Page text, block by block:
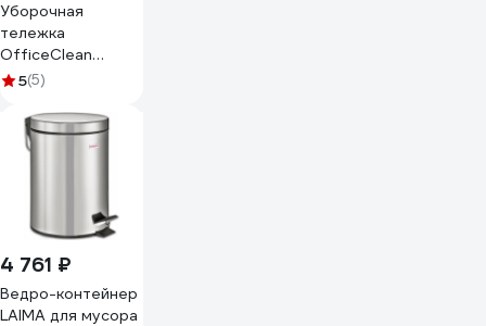
Уборочная
тележка
OfficeClean
Professional 1
металлический
каркас отжим
5(5)
4 761 ₽
Ведро-контейнер
LAIMA для мусора